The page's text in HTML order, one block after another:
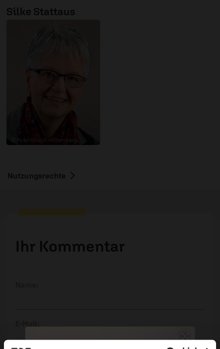
Silke Stattaus
© Foto-Kirsch Wittenberg
Nutzungsrechte
Ihr Kommentar